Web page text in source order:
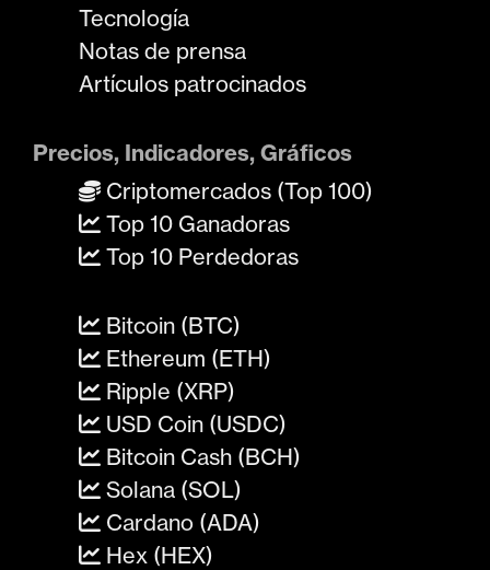
Tecnología
Notas de prensa
Artículos patrocinados
Precios, Indicadores, Gráficos
Criptomercados (Top 100)
Top 10 Ganadoras
Top 10 Perdedoras
Bitcoin (BTC)
Ethereum (ETH)
Ripple (XRP)
USD Coin (USDC)
Bitcoin Cash (BCH)
Solana (SOL)
Cardano (ADA)
Hex (HEX)